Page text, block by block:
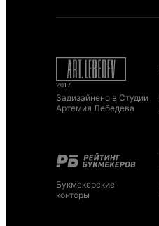
Задизайнено в Студии
Артемия Лебедева
Букмекерские
конторы